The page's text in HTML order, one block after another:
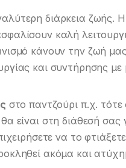
διάρκεια ζωής.
καλή
κάνουν την ζωή
και συντήρησης
στο παντζούρι π.χ. τότε
είναι στη διάθεσή
να το
ακόμα και